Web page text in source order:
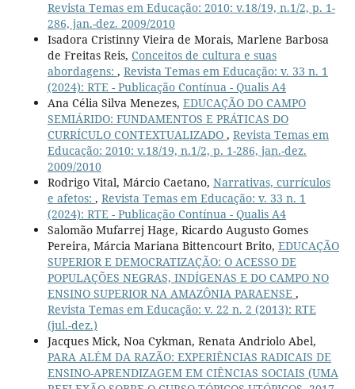
Revista Temas em Educação: 2010: v.18/19, n.1/2, p. 1-
286, jan.-dez. 2009/2010
Isadora Cristinny Vieira de Morais, Marlene Barbosa
de Freitas Reis, Conceitos de cultura e suas
abordagens: , Revista Temas em Educação: v. 33 n. 1
(2024): RTE - Publicação Contínua - Qualis A4
Ana Célia Silva Menezes, EDUCAÇÃO DO CAMPO
SEMIÁRIDO: FUNDAMENTOS E PRÁTICAS DO
CURRÍCULO CONTEXTUALIZADO , Revista Temas em
Educação: 2010: v.18/19, n.1/2, p. 1-286, jan.-dez.
2009/2010
Rodrigo Vital, Márcio Caetano, Narrativas, currículos
e afetos: , Revista Temas em Educação: v. 33 n. 1
(2024): RTE - Publicação Contínua - Qualis A4
Salomão Mufarrej Hage, Ricardo Augusto Gomes
Pereira, Márcia Mariana Bittencourt Brito, EDUCAÇÃO
SUPERIOR E DEMOCRATIZAÇÃO: O ACESSO DE
POPULAÇÕES NEGRAS, INDÍGENAS E DO CAMPO NO
ENSINO SUPERIOR NA AMAZÔNIA PARAENSE ,
Revista Temas em Educação: v. 22 n. 2 (2013): RTE
(jul.-dez.)
Jacques Mick, Noa Cykman, Renata Andriolo Abel,
PARA ALÉM DA RAZÃO: EXPERIÊNCIAS RADICAIS DE
ENSINO-APRENDIZAGEM EM CIÊNCIAS SOCIAIS (UMA